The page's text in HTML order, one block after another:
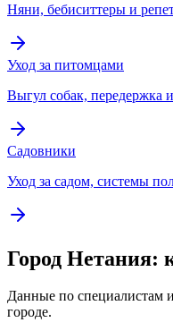
Няни, бебиситтеры и
Уход за питомцами
Выгул собак, передержка
Садовники
Уход за садом, системы
Город Нетания:
Данные по специалистам
городе.